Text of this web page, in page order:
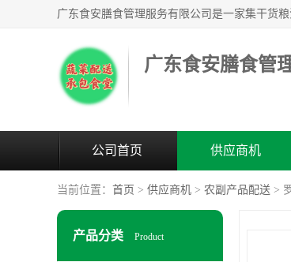
广东食安膳食管
公司首页 供应商机
当前位置： 首页 > 供应商机 > 农副产品配送 >
产品分类 Product